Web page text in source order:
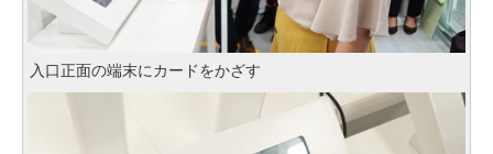
入口正面の端末にカードをかざす